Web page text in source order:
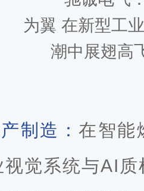
制造：在智能
视觉系统与AI质